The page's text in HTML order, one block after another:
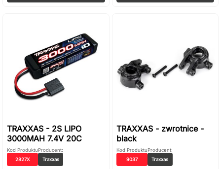
TRAXXAS - 2S LIPO
3000MAH 7.4V 20C
Kod Produktu
2827X
Producent:
Traxxas
TRAXXAS - zwrotnice -
black
Kod Produktu
9037
Producent:
Traxxas